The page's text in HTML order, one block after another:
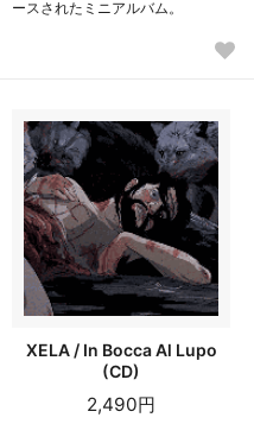
ースされたミニアルバム。
XELA / In Bocca Al Lupo
(CD)
2,490円